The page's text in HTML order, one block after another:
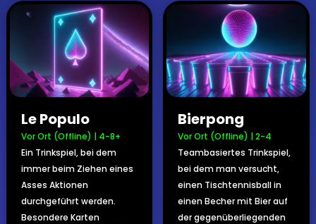
Le Populo
Vor Ort (Offline) | 4-8+
Ein Trinkspiel, bei dem
immer beim Ziehen eines
Asses Aktionen
durchgeführt werden.
Besondere Karten
Bierpong
Vor Ort (Offline) | 2-4
Teambasiertes Trinkspiel,
bei dem man versucht,
einen Tischtennisball in
einen Becher mit Bier auf
der gegenüberliegenden